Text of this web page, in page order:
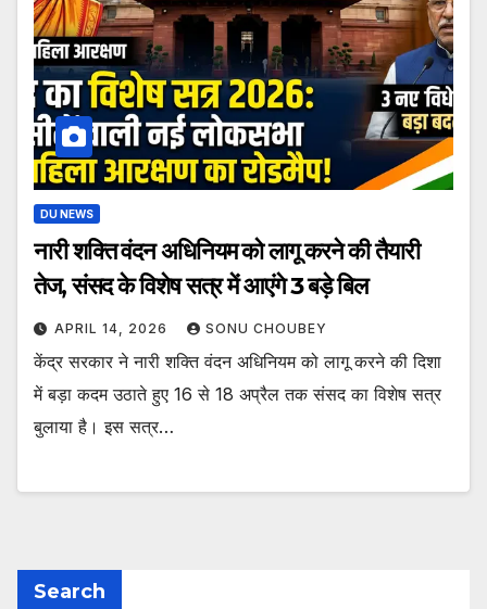
DU NEWS
नारी शक्ति वंदन अधिनियम को लागू करने की तैयारी
तेज, संसद के विशेष सत्र में आएंगे 3 बड़े बिल
APRIL 14, 2026 SONU CHOUBEY
केंद्र सरकार ने नारी शक्ति वंदन अधिनियम को लागू करने की दिशा
में बड़ा कदम उठाते हुए 16 से 18 अप्रैल तक संसद का विशेष सत्र
बुलाया है। इस सत्र…
Search